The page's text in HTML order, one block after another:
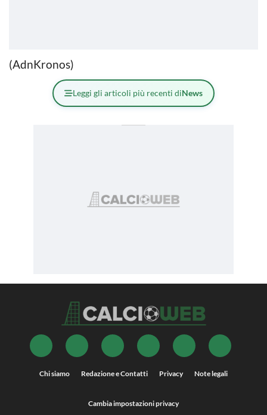
(AdnKronos)
Leggi gli articoli più recenti diNews
Chi siamo Redazione e Contatti Privacy Note legali
Cambia impostazioni privacy